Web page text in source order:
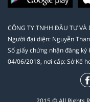
CÔNG TY TNHH ĐẦU TƯ VÀ
Người đại diện: Nguyễn
Số giấy chứng nhận đăng
04/06/2018, nơi cấp: Sở Kế